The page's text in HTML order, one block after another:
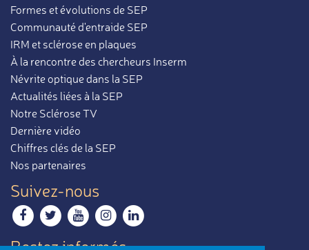
Formes et évolutions de SEP
Communauté d'entraide SEP
IRM et sclérose en plaques
À la rencontre des chercheurs Inserm
Névrite optique dans la SEP
Actualités liées à la SEP
Notre Sclérose TV
Dernière vidéo
Chiffres clés de la SEP
Nos partenaires
Suivez-nous